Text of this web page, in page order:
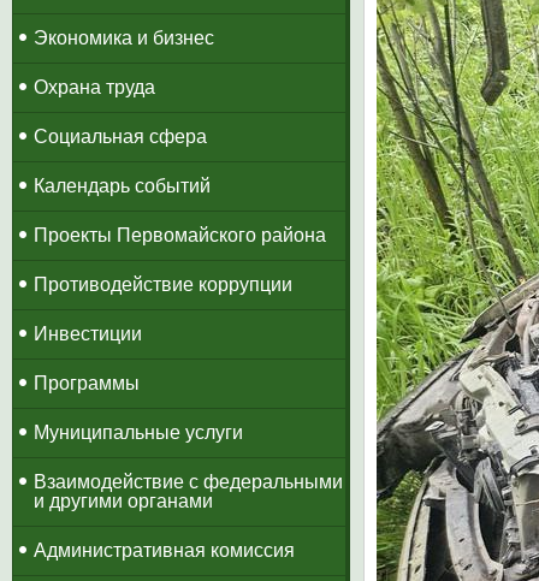
Экономика и бизнес
Охрана труда
Социальная сфера
Календарь событий
Проекты Первомайского района
Противодействие коррупции
Инвестиции
Программы
Муниципальные услуги
Взаимодействие с федеральными
и другими органами
Административная комиссия